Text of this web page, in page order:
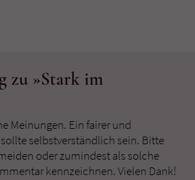
zu »Stark im
Meinungen. Ein fairer und
selbstverständlich sein. Bitte
oder zumindest als solche
kennzeichnen. Vielen Dank!